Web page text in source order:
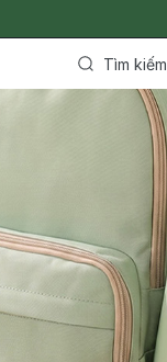
Tìm kiếm